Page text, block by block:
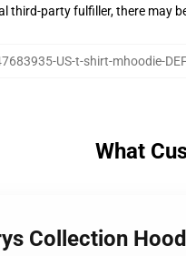
third-party fulfiller, there may
US-t-shirt-mhoodie-
What
Collection